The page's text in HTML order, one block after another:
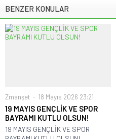
BENZER KONULAR
Zmanşet 18 Mayıs 2026 23:21
19 MAYIS GENÇLİK VE SPOR
BAYRAMI KUTLU OLSUN!
19 MAYIS GENÇLİK VE SPOR